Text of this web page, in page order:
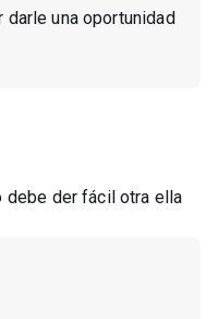
darle una oportunidad
debe der fácil otra ella